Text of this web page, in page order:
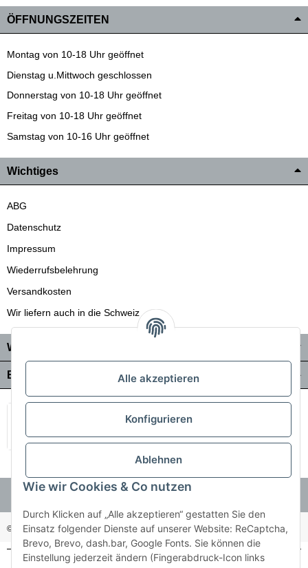
ÖFFNUNGSZEITEN
Montag von 10-18 Uhr geöffnet
Dienstag u.Mittwoch geschlossen
Donnerstag von 10-18 Uhr geöffnet
Freitag von 10-18 Uhr geöffnet
Samstag von 10-16 Uhr geöffnet
Wichtiges
ABG
Datenschutz
Impressum
Wiederrufsbelehrung
Versandkosten
Wir liefern auch in die Schweiz
Wo Sie uns finden
Bezahlung & Versand
© Holzner-Trading GmbH&Co KG Besucherzähler: 3511255
Alle akzeptieren
Konfigurieren
Ablehnen
Wie wir Cookies & Co nutzen
Durch Klicken auf „Alle akzeptieren“ gestatten Sie den
Einsatz folgender Dienste auf unserer Website: ReCaptcha,
Brevo, Brevo, dash.bar, Google Fonts. Sie können die
Einstellung jederzeit ändern (Fingerabdruck-Icon links